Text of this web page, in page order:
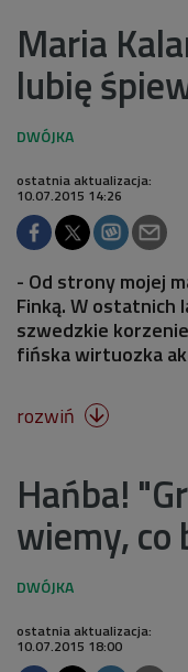
Maria
lubię
ostatnia aktualizacja:
10.07.2015 14:26
- Od strony mojej
Finką. W ostatnich
szwedzkie
fińska wirtuozka
rozwiń 
Hańba!
wiemy, co
ostatnia aktualizacja:
10.07.2015 18:00